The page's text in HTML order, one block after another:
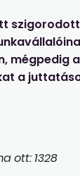
mégpedig a
a
ott: 1328